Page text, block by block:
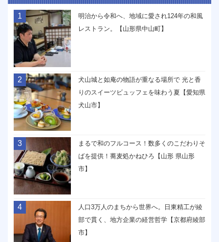
1
明治から令和へ、地域に愛され124年の和風
レストラン。【山形県中山町】
2
犬山城と如庵の物語が重なる場所で 光と香
りのスイーツビュッフェを味わう夏【愛知県
犬山市】
3
まるで和のフルコース！数多くのこだわりそ
ばを提供！蕎麦処かねひろ【山形 県山形
市】
4
人口3万人のまちから世界へ。日東精工が綾
部で貫く、地方企業の経営哲学【京都府綾部
市】